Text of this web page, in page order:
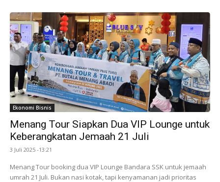
Ekonomi Bisnis
Menang Tour Siapkan Dua VIP Lounge untuk
Keberangkatan Jemaah 21 Juli
3 Juli 2025 -13:21
Menang Tour booking dua VIP Lounge Bandara SSK untuk jemaah
umrah 21 Juli. Bukan nasi kotak, tapi kenyamanan jadi prioritas